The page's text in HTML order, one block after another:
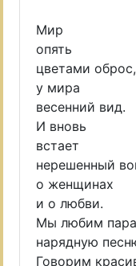
Мир
опять
цветами оброс,
у мира
весенний вид.
И вновь
встает
нерешенный
о женщинах
и о любви.
Мы любим
нарядную
Говорим